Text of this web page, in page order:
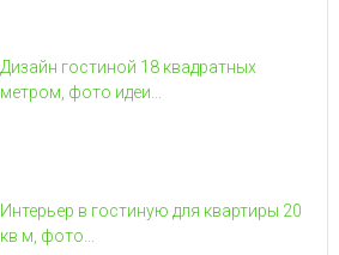
Дизайн гостиной 18 квадратных
метром, фото идеи...
Интерьер в гостиную для квартиры 20
кв м, фото...